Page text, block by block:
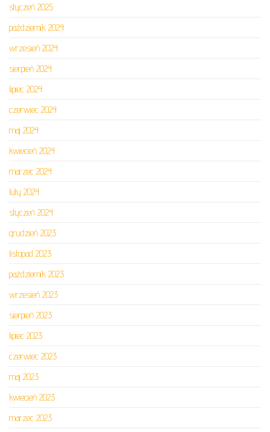
styczeń 2025
październik 2024
wrzesień 2024
sierpień 2024
lipiec 2024
czerwiec 2024
maj 2024
kwiecień 2024
marzec 2024
luty 2024
styczeń 2024
grudzień 2023
listopad 2023
październik 2023
wrzesień 2023
sierpień 2023
lipiec 2023
czerwiec 2023
maj 2023
kwiecień 2023
marzec 2023